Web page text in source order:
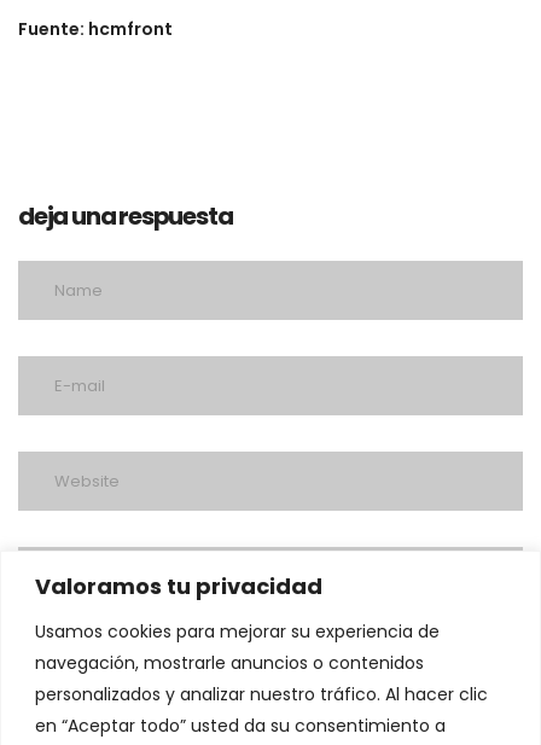
Valoramos tu privacidad
Usamos cookies para mejorar su experiencia de
navegación, mostrarle anuncios o contenidos
personalizados y analizar nuestro tráfico. Al hacer clic
en “Aceptar todo” usted da su consentimiento a
Fuente: hcmfront
deja una respuesta